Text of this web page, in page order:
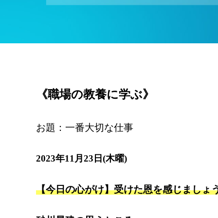
《職場の教養に学ぶ》
お題：一番大切な仕事
2023年11月23日(木曜)
【今日の心がけ】受けた恩を感じましょ